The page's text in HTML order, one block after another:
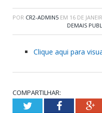
POR CR2-ADMIN5 EM 16 DE
DEMAIS
Clique aqui para
COMPARTILHAR:
TwitterFacebook